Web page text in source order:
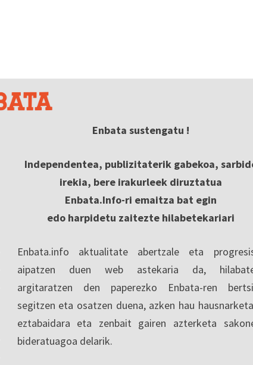
Enbata sustengatu !
Independentea, publizitaterik gabekoa,
irekia, bere irakurleek diruztatua
Enbata.Info-ri emaitza bat egin
edo harpidetu zaitezte hilabetekariari
Enbata.info aktualitate abertzale eta
aipatzen duen web astekaria da,
argitaratzen den paperezko Enbata-ren
segitzen eta osatzen duena, azken hau
eztabaidara eta zenbait gairen azterketa
bideratuagoa delarik.